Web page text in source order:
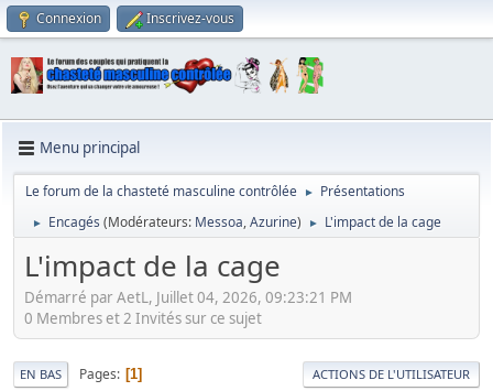
Connexion Inscrivez-vous
Menu principal
Le forum de la chasteté masculine contrôlée ► Présentations
► Encagés (Modérateurs: Messoa,Azurine) ► L'impact de la cage
L'impact de la cage
Démarré par AetL, Juillet 04, 2026, 09:23:21 PM
0 Membres et 2 Invités sur ce sujet
EN BAS Pages 1 ACTIONS DE L'UTILISATEUR